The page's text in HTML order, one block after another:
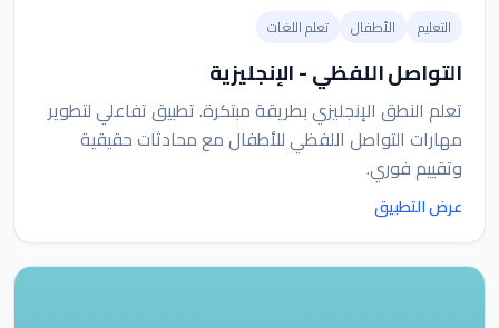
التعليم الأطفال تعلم اللغات
التواصل اللفظي - الإنجليزية
تعلم النطق الإنجليزي بطريقة مبتكرة. تطبيق تفاعلي لتطوير
مهارات التواصل اللفظي للأطفال مع محادثات حقيقية
وتقييم فوري.
عرض التطبيق